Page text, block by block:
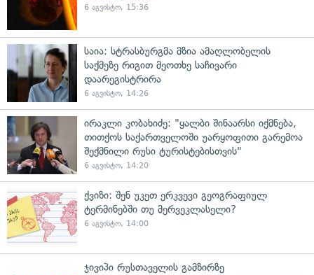
6 აგვისტო, 15:36
საია: სტრასბურგმა მზია ამაღლობელის
საქმეზე რიგით მეოთხე საჩივარი
დაარეგისტრირა
6 აგვისტო, 14:26
ირაკლი კობახიძე: "ყალბი შინაარსი იქმნება,
თითქოს საქართველოში უარყოფითი გარემოა
შექმნილი რუსი ტურისტებისთვის"
6 აგვისტო, 14:20
ქვიზი: შენ უკეთ ერკვევი გეოგრაფიულ
ტერმინებში თუ მერვეკლასელი?
6 აგვისტო, 14:00
ჯივიპი რუსთაველის გამზირზე